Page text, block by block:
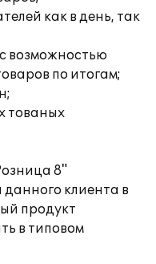
как в день, так
возможностью
по итогам;
тованых
8"
клиента в
продукт
в типовом